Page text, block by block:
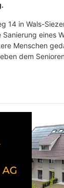
14 in Wals-
eines
Menschen
dem